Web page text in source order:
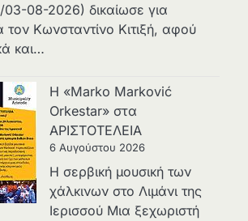
08-2026) δικαίωσε για
Κωνσταντίνο Κιτιξή, αφού
και…
Η «Marko Marković
Orkestar» στα
ΑΡΙΣΤΟΤΕΛΕΙΑ
6 Αυγούστου 2026
Η σερβική μουσική των
χάλκινων στο Λιμάνι της
Ιερισσού Μια ξεχωριστή